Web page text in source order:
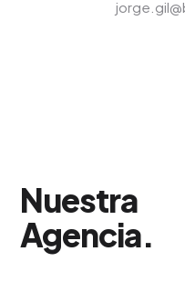
Nuestra
Agencia.